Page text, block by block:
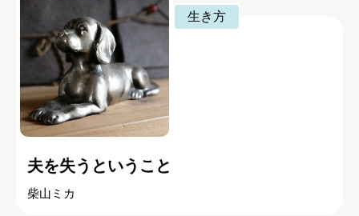
生き方
夫を失うということ
柴山ミカ